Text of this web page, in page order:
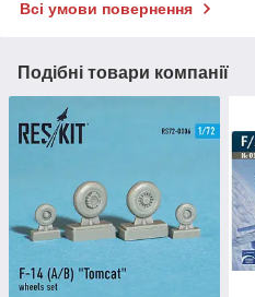
Всі умови повернення
Подібні товари компанії